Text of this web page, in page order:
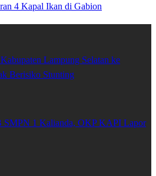
4 Kapal Ikan di Gabion
Lampung Selatan ke
Berisiko Stunting
SMPN 1 Kalianda, OKP KAPI Lapor